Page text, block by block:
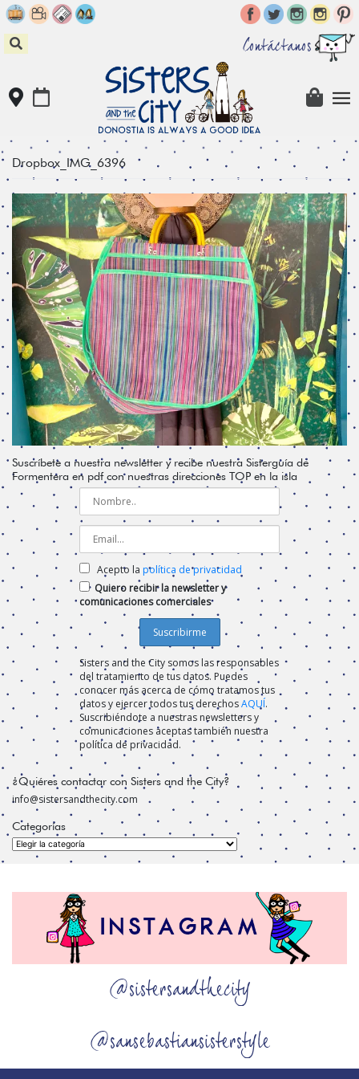
Skip
to
content
Contáctanos
Dropbox_IMG_6396
Suscríbete a nuestra newsletter y recibe nuestra Sisterguía de
Formentera en pdf con nuestras direcciones TOP en la isla
Acepto la política de privacidad
Quiero recibir la newsletter y
comunicaciones comerciales
Sisters and the City somos las responsables
del tratamiento de tus datos. Puedes
conocer más acerca de cómo tratamos tus
datos y ejercer todos tus derechosAQUÍ.
Suscribiéndote a nuestras newsletters y
comunicaciones aceptas también nuestra
política de privacidad.
¿Quiéres contactar con Sisters and the City?
info@sistersandthecity.com
Categorías
Categorías
@sistersandthecity
@sansebastiansisterstyle